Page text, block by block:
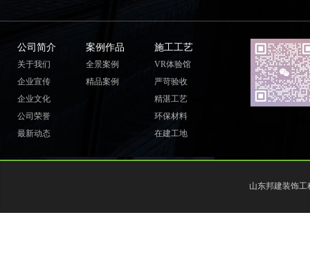
公司简介
关于我们
企业宣传
企业文化
公司荣誉
最新动态
案例作品
全景案例
精品案例
施工工艺
VR体验馆
严苛验收
精湛工艺
环保材料
在建工地
山东邦建装饰